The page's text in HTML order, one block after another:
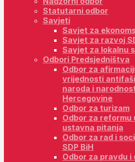
Statutarni odbor
Savjeti
Savjet za
Savjet za razvoj
Savjet za lokalnu
Odbori Predsjedništva
Odbor za
vrijednosti
naroda i
Hercegovine
Odbor za turizam
Odbor za reformu
ustavna pitanja
Odbor za rad i
SDP BiH
Odbor za pravdu i